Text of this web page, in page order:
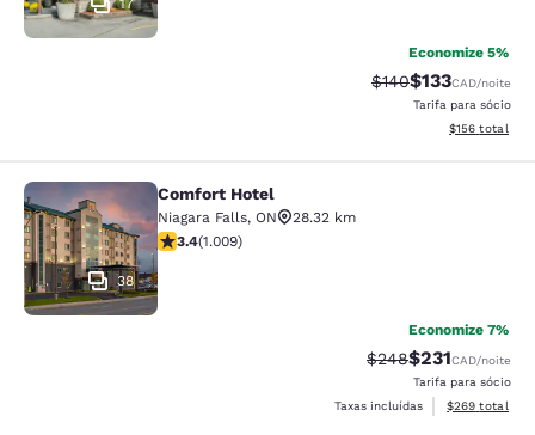
17
Economize 5%
Tarifa anterior
$140Tarifa com
$133CAD/noite
Tarifa para sócio
Exibir
$156 total
Comfort Hotel
38
Comfort Hotel
Niagara Falls, ON
28.32 km
classificação 3.4 estrelas. Bom. 1009 avaliações
3.4(1.009)
Economize 7%
Tarifa anterior
$248Tarifa com
$231CAD/noite
Tarifa para sócio
Taxas incluídas
Exibir
$269 total